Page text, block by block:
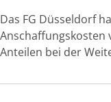
Das FG Düsseldorf
Anteilen bei der